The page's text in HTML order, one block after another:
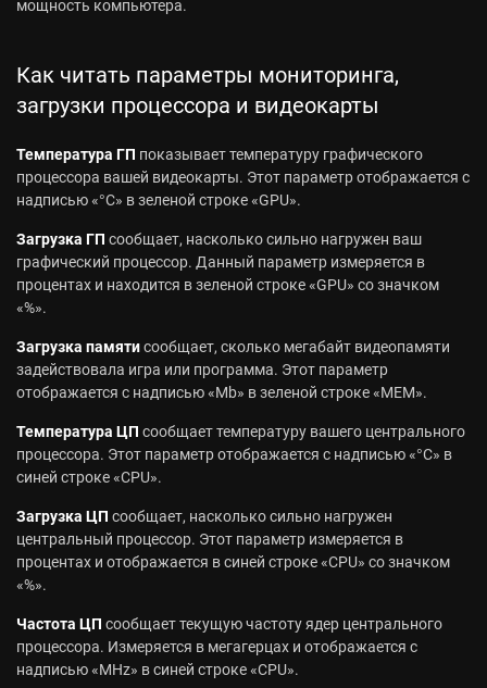
мощность компьютера.
Как читать параметры мониторинга,
загрузки процессора и видеокарты
Температура ГП показывает температуру графического
процессора вашей видеокарты. Этот параметр отображается с
надписью «°C» в зеленой строке «GPU».
Загрузка ГП сообщает, насколько сильно нагружен ваш
графический процессор. Данный параметр измеряется в
процентах и находится в зеленой строке «GPU» со значком
«%».
Загрузка памятисообщает, сколько мегабайт видеопамяти
задействовала игра или программа. Этот параметр
отображается с надписью «Mb» в зеленой строке «MEM».
Температура ЦП сообщает температуру вашего центрального
процессора. Этот параметр отображается с надписью «°C» в
синей строке «CPU».
Загрузка ЦП сообщает, насколько сильно нагружен
центральный процессор. Этот параметр измеряется в
процентах и отображается в синей строке «CPU» со значком
«%».
Частота ЦП сообщает текущую частоту ядер центрального
процессора. Измеряется в мегагерцах и отображается с
надписью «MHz» в синей строке «CPU».